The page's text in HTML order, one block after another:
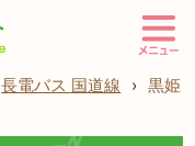
長電バス 国道線 › 黒姫